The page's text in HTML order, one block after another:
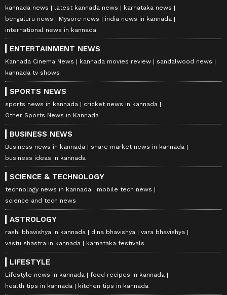
kannada news latest kannada news
karnataka news
bengaluru news
Mysore news
india news in kannada
international news in kannada
ENTERTAINMENT NEWS
Kannada Cinema News kannada movies review
sandalwood news
kannada tv shows
SPORTS NEWS
sports news in kannada
cricket news in kannada
Other Sports News in Kannada
BUSINESS NEWS
Business news in kannada
share market news in kannada
business ideas in kannada
SCIENCE & TECHNOLOGY
technology news in kannada
mobile tech news
science and tech news
ASTROLOGY
rashi bhavishya in kannada dina bhavishya
vara bhavishya
vastu shastra in kannada
karnataka festivals
LIFESTYLE
Lifestyle news in kannada
food recipes in kannada
health tips in kannada
kitchen tips in kannada